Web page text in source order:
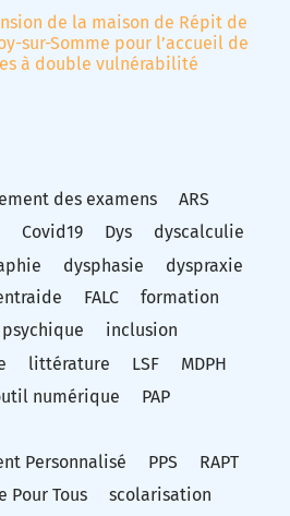
de la maison de Répit de
sur-Somme pour l’accueil de
à double vulnérabilité
des examens
ARS
Covid19 Dys
dyscalculie
dysphasie
dyspraxie
FALC
formation
inclusion
littérature LSF
MDPH
numérique
PAP
Personnalisé
PPS
RAPT
Pour Tous
scolarisation